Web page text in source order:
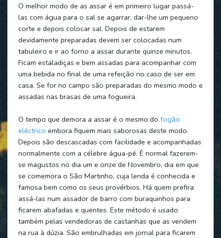
O melhor modo de as assar é em primeiro lugar passá-
las com água para o sal se agarrar, dar-lhe um pequeno
corte e depois colocar sal. Depois de estarem
devidamente preparadas devem ser colocadas num
tabuleiro e ir ao forno a assar durante quinze minutos.
Ficam estaladiças e bem assadas para acompanhar com
uma bebida no final de uma refeição no caso de ser em
casa. Se for no campo são preparadas do mesmo modo e
assadas nas brasas de uma fogueira.
O tempo que demora a assar é o mesmo do fogão
eléctrico embora fiquem mais saborosas deste modo.
Depois são descascadas com facilidade e acompanhadas
normalmente com a célebre água-pé. È normal fazerem-
se magustos no dia um e onze de Novembro, dia em que
se comemora o São Martinho, cuja lenda é conhecida e
famosa bem como os seus provérbios. Há quem prefira
assá-las num assador de barro com buraquinhos para
ficarem abafadas e quentes. Este método é usado
também pelas vendedoras de castanhas que as vendem
na rua à dúzia. São embrulhadas em jornal para ficarem